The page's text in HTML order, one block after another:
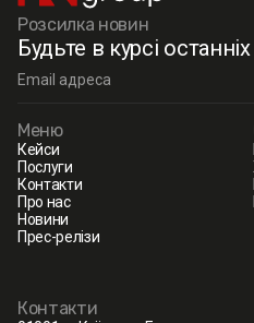
Розсилка новин
Будьте в курсі
Меню
Кейси
Послуги
Контакти
Про нас
Новини
Прес-релізи
Контакти